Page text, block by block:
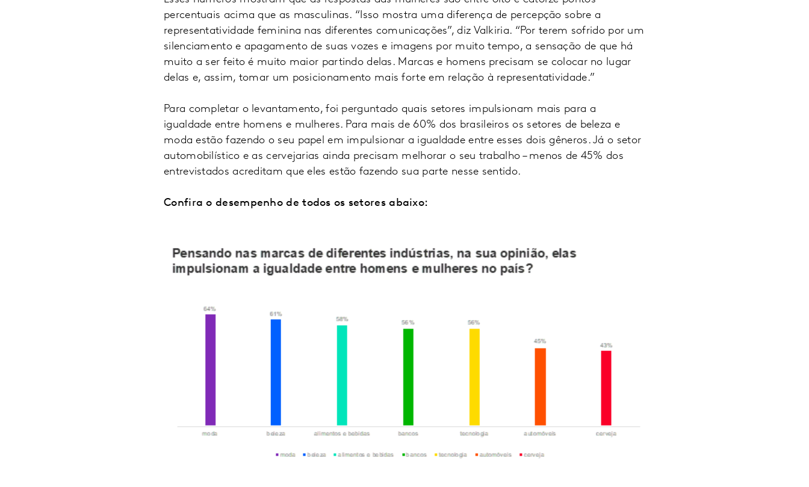
percentuais acima que as masculinas. “Isso mostra uma diferença de percepção sobre a
representatividade feminina nas diferentes comunicações”, diz Valkiria. “Por terem sofrido por um
silenciamento e apagamento de suas vozes e imagens por muito tempo, a sensação de que há
muito a ser feito é muito maior partindo delas. Marcas e homens precisam se colocar no lugar
delas e, assim, tomar um posicionamento mais forte em relação à representatividade.”
Para completar o levantamento, foi perguntado quais setores impulsionam mais para a
igualdade entre homens e mulheres. Para mais de 60% dos brasileiros os setores de beleza e
moda estão fazendo o seu papel em impulsionar a igualdade entre esses dois gêneros. Já o setor
automobilístico e as cervejarias ainda precisam melhorar o seu trabalho – menos de 45% dos
entrevistados acreditam que eles estão fazendo sua parte nesse sentido.
Confira o desempenho de todos os setores abaixo: